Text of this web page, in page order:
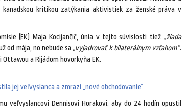
kritikou zatýkania aktivistiek za ženské práva v
(EK) Maja Kocijančič, únia v tejto súvislosti tiež „žiada
od mája, no nebude sa „vyjadrovať k bilaterálnym vzťahom“.
a Rijádom hovorkyňa EK.
jej veľvyslanca a zmrazí „nové obchodovanie“
veľvyslancovi Dennisovi Horakovi, aby do 24 hodín opustil